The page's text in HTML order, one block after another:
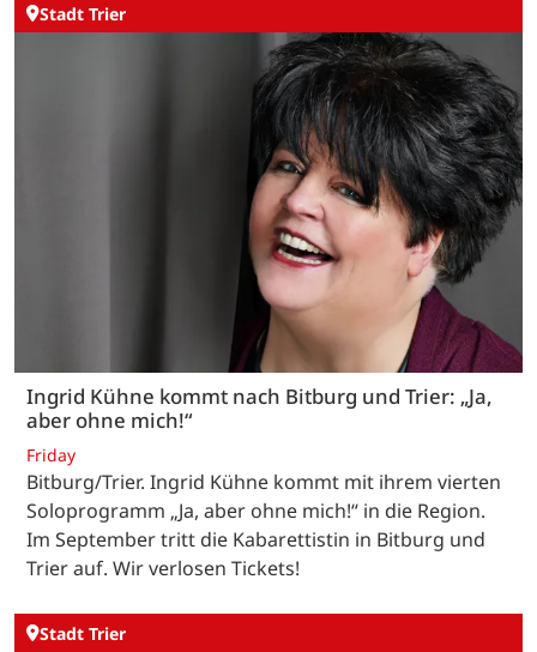
Stadt Trier
Ingrid Kühne kommt nach Bitburg und Trier: „Ja,
aber ohne mich!“
Friday
Bitburg/Trier. Ingrid Kühne kommt mit ihrem vierten
Soloprogramm „Ja, aber ohne mich!“ in die Region.
Im September tritt die Kabarettistin in Bitburg und
Trier auf. Wir verlosen Tickets!
Stadt Trier